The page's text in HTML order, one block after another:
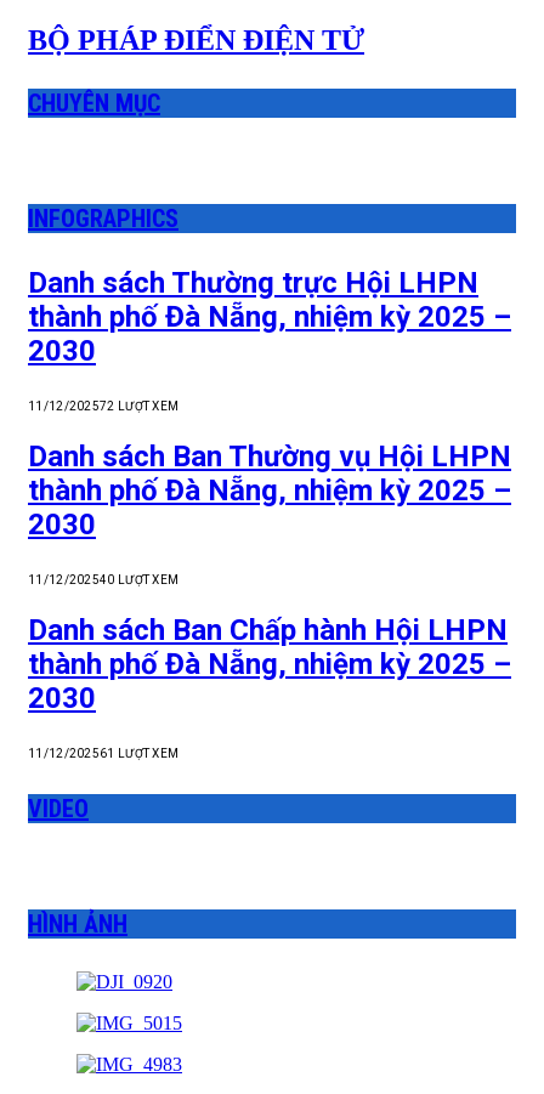
BỘ PHÁP ĐIỂN ĐIỆN TỬ
CHUYÊN MỤC
INFOGRAPHICS
Danh sách Thường trực Hội LHPN
thành phố Đà Nẵng, nhiệm kỳ 2025 –
2030
11/12/202572 LƯỢT XEM
Danh sách Ban Thường vụ Hội LHPN
thành phố Đà Nẵng, nhiệm kỳ 2025 –
2030
11/12/202540 LƯỢT XEM
Danh sách Ban Chấp hành Hội LHPN
thành phố Đà Nẵng, nhiệm kỳ 2025 –
2030
11/12/202561 LƯỢT XEM
VIDEO
HÌNH ẢNH